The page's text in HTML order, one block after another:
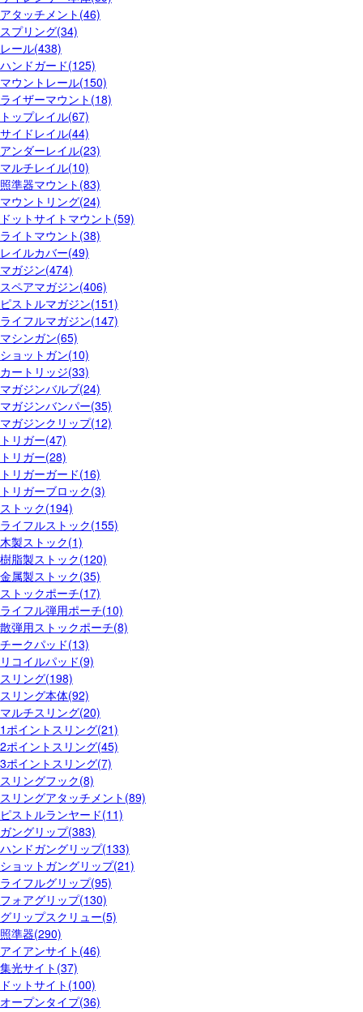
アタッチメント(46)
スプリング(34)
レール(438)
ハンドガード(125)
マウントレール(150)
ライザーマウント(18)
トップレイル(67)
サイドレイル(44)
アンダーレイル(23)
マルチレイル(10)
照準器マウント(83)
マウントリング(24)
ドットサイトマウント(59)
ライトマウント(38)
レイルカバー(49)
マガジン(474)
スペアマガジン(406)
ピストルマガジン(151)
ライフルマガジン(147)
マシンガン(65)
ショットガン(10)
カートリッジ(33)
マガジンバルブ(24)
マガジンバンパー(35)
マガジンクリップ(12)
トリガー(47)
トリガー(28)
トリガーガード(16)
トリガーブロック(3)
ストック(194)
ライフルストック(155)
木製ストック(1)
樹脂製ストック(120)
金属製ストック(35)
ストックポーチ(17)
ライフル弾用ポーチ(10)
散弾用ストックポーチ(8)
チークパッド(13)
リコイルパッド(9)
スリング(198)
スリング本体(92)
マルチスリング(20)
1ポイントスリング(21)
2ポイントスリング(45)
3ポイントスリング(7)
スリングフック(8)
スリングアタッチメント(89)
ピストルランヤード(11)
ガングリップ(383)
ハンドガングリップ(133)
ショットガングリップ(21)
ライフルグリップ(95)
フォアグリップ(130)
グリップスクリュー(5)
照準器(290)
アイアンサイト(46)
集光サイト(37)
ドットサイト(100)
オープンタイプ(36)